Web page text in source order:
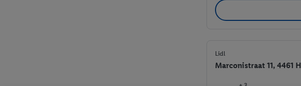
Lidl
Marconistraat 11, 4461